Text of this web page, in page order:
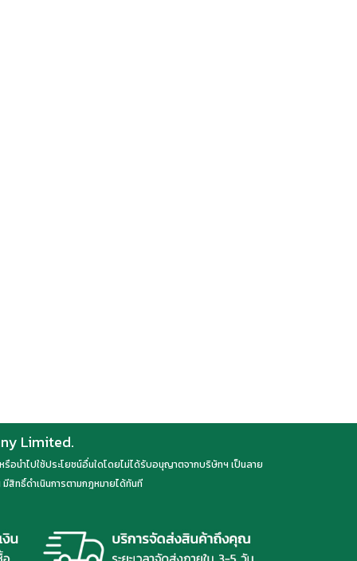
Limited.
นำไปใช้ประโยชน์อื่นใดโดยไม่ได้รับอนุญาตจากบริษัทฯ เป็นลาย
สิทธิ์ดำเนินการตามกฎหมายได้ทันที